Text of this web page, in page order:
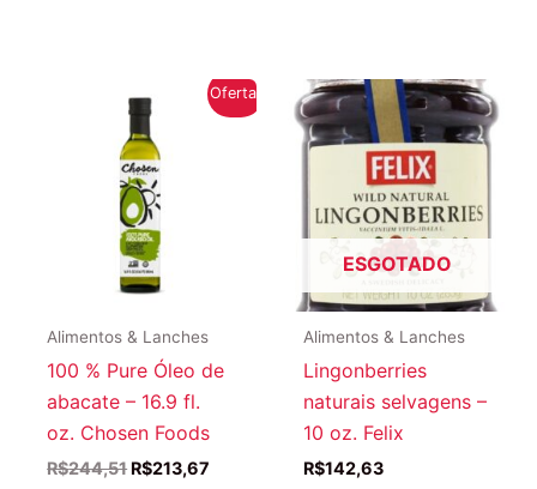
Oferta!
Alimentos & Lanches
100 % Pure Óleo de
abacate – 16.9 fl.
oz. Chosen Foods
R$244,51 O
R$213,67
ESGOTADO
Alimentos & Lanches
Lingonberries
naturais selvagens –
10 oz. Felix
R$142,63